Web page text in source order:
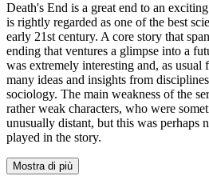
Death's End is a great end to an
is rightly regarded as one of the best
early 21st century. A core story that
ending that ventures a glimpse into a
was extremely interesting and, as usual
many ideas and insights from
sociology. The main weakness of the
rather weak characters, who were
unusually distant, but this was perhaps
played in the story.
Mostra di più